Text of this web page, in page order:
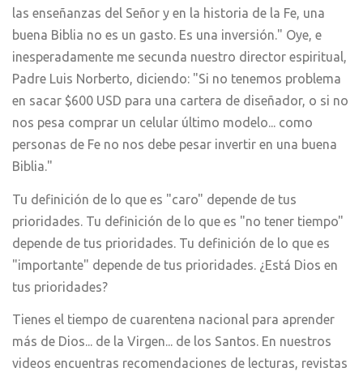
las enseñanzas del Señor y en la historia de la Fe, una
buena Biblia no es un gasto. Es una inversión." Oye, e
inesperadamente me secunda nuestro director espiritual,
Padre Luis Norberto, diciendo: "Si no tenemos problema
en sacar $600 USD para una cartera de diseñador, o si no
nos pesa comprar un celular último modelo... como
personas de Fe no nos debe pesar invertir en una buena
Biblia."
Tu definición de lo que es "caro" depende de tus
prioridades. Tu definición de lo que es "no tener tiempo"
depende de tus prioridades. Tu definición de lo que es
"importante" depende de tus prioridades. ¿Está Dios en
tus prioridades?
Tienes el tiempo de cuarentena nacional para aprender
más de Dios... de la Virgen... de los Santos. En nuestros
videos encuentras recomendaciones de lecturas, revistas